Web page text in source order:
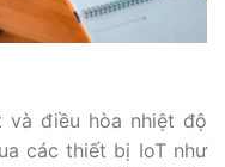
và điều hòa nhiệt độ
các thiết bị IoT như